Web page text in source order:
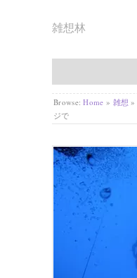
雑想林
Browse: Home » 雑想 »
ジで